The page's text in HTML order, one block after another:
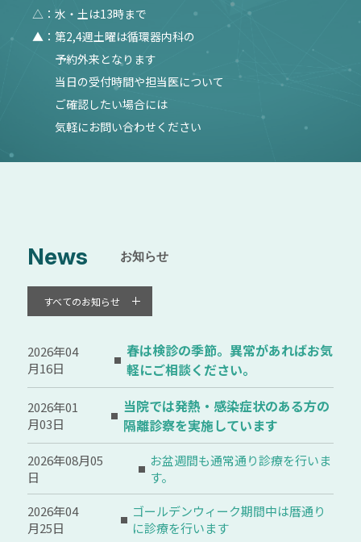
△：水・土は13時まで
▲：第2,4週土曜は循環器内科の
予約外来となります
当日の受付時間や担当医について
ご確認したい場合には
気軽にお問い合わせください
News
すべてのお知らせ
2026年04
月16日
春は検診の季節。異常があればお気
軽にご相談ください。
2026年01
月03日
当院では発熱・感染症状のある方の
隔離診察を実施しています
2026年08月05
日
お盆週間も通常通り診療を行いま
す。
2026年04
月25日
ゴールデンウィーク期間中は暦通り
に診療を行います